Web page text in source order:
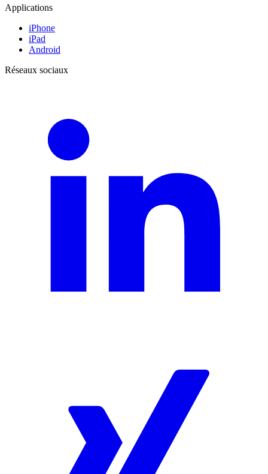
Applications
iPhone
iPad
Android
Réseaux sociaux